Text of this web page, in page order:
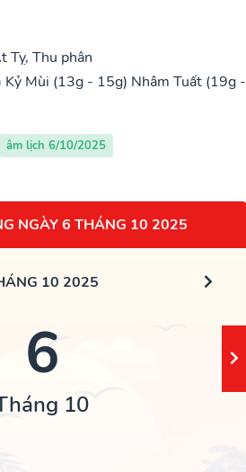
Tỵ, Thu phân
Kỷ Mùi (13g - 15g) Nhâm Tuất (19g -
âm lịch 6/10/2025
NGÀY 6 THÁNG 10 2025
10 2025
6
10